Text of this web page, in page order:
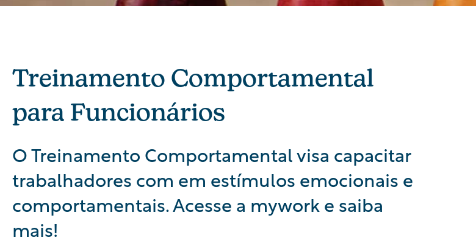
Treinamento Comportamental
para Funcionários
O Treinamento Comportamental visa capacitar
trabalhadores com em estímulos emocionais e
comportamentais. Acesse a mywork e saiba
mais!